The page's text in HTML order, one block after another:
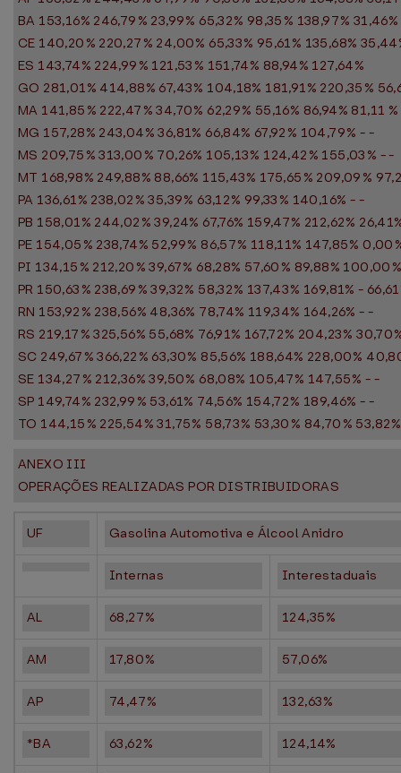
BA 153,16% 246,79% 23,99% 65,32% 98,35% 138,97%
CE 140,20% 220,27% 24,00% 65,33% 95,61% 135,68%
ES 143,74% 224,99% 121,53% 151,74% 88,94% 127,64%
GO 281,01% 414,88% 67,43% 104,18% 181,91% 220,35%
MA 141,85% 222,47% 34,70% 62,29% 55,16% 86,94% 81,11
MG 157,28% 243,04% 36,81% 66,84% 67,92% 104,79% - -
MS 209,75% 313,00% 70,26% 105,13% 124,42% 155,03% - -
MT 168,98% 249,88% 88,66% 115,43% 175,65% 209,09%
PA 136,61% 238,02% 35,39% 63,12% 99,33% 140,16% - -
PB 158,01% 244,02% 39,24% 67,76% 159,47% 212,62%
PE 154,05% 238,74% 52,99% 86,57% 118,11% 147,85%
PI 134,15% 212,20% 39,67% 68,28% 57,60% 89,88%
PR 150,63% 238,69% 39,32% 58,32% 137,43% 169,81% -
RN 153,92% 238,56% 48,36% 78,74% 119,34% 164,26% - -
RS 219,17% 325,56% 55,68% 76,91% 167,72% 204,23%
SC 249,67% 366,22% 63,30% 85,56% 188,64% 228,00%
SE 134,27% 212,36% 39,50% 68,08% 105,47% 147,55% - -
SP 149,74% 232,99% 53,61% 74,56% 154,72% 189,46% - -
TO 144,15% 225,54% 31,75% 58,73% 53,30% 84,70%
ANEXO III
OPERAÇÕES REALIZADAS POR DISTRIBUIDORAS
UF Gasolina Automotiva e Álcool Anidro
Internas Interestaduais
AL 68,27% 124,35%
AM 17,80% 57,06%
AP 74,47% 132,63%
*BA 63,62% 124,14%